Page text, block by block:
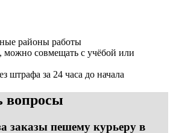
районы работы
можно совмещать с учёбой или
штрафа за 24 часа до начала
вопросы
заказы пешему курьеру в